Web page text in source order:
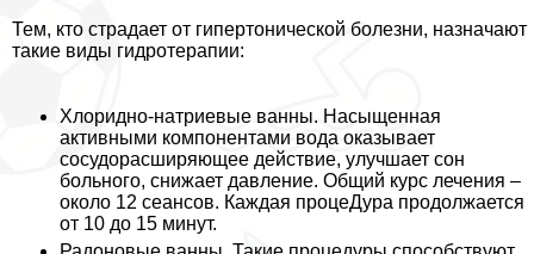
Тем, кто страдает от гипертонической болезни, назначают
такие виды гидротерапии:
Хлоридно-натриевые ванны. Насыщенная
активными компонентами вода оказывает
сосудорасширяющее действие, улучшает сон
больного, снижает давление. Общий курс лечения –
около 12 сеансов. Каждая процеДypa продолжается
от 10 до 15 минут.